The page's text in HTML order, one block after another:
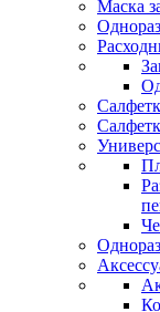
Маска